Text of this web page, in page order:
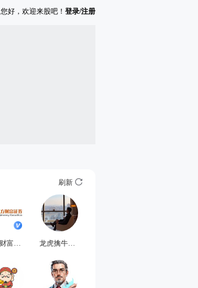
您好，欢迎来股吧！ 登录/注册
刷新
东方财富证券 龙虎擒牛梁舵主